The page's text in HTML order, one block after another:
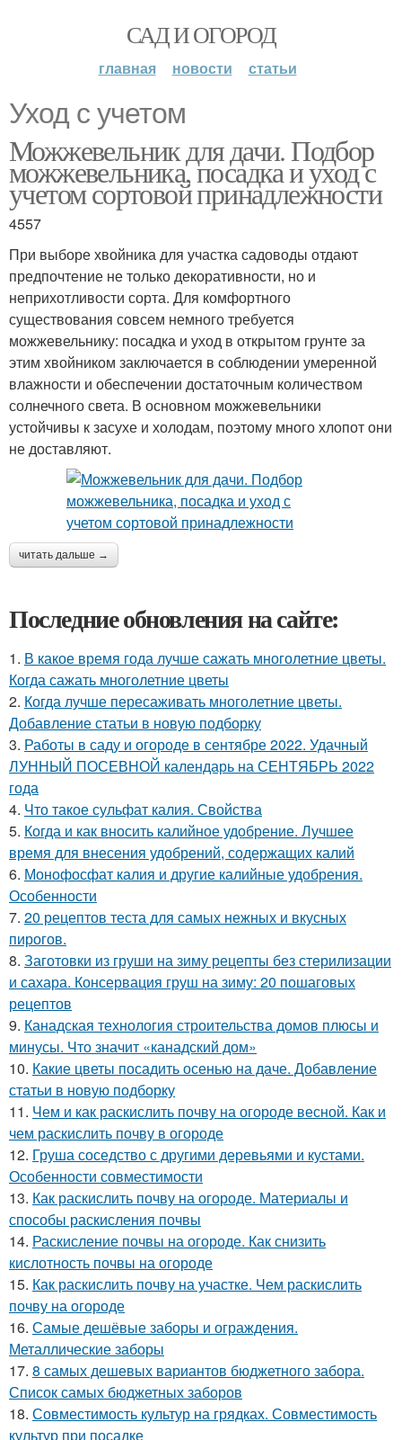
САД И ОГОРОД
главная новости статьи
Уход с учетом
Можжевельник для дачи. Подбор
можжевельника, посадка и уход с
учетом сортовой принадлежности
4557
При выборе хвойника для участка садоводы отдают
предпочтение не только декоративности, но и
неприхотливости сорта. Для комфортного
существования совсем немного требуется
можжевельнику: посадка и уход в открытом грунте за
этим хвойником заключается в соблюдении умеренной
влажности и обеспечении достаточным количеством
солнечного света. В основном можжевельники
устойчивы к засухе и холодам, поэтому много хлопот они
не доставляют.
читать дальше →
Последние обновления на сайте:
1. В какое время года лучше сажать многолетние цветы.
Когда сажать многолетние цветы
2. Когда лучше пересаживать многолетние цветы.
Добавление статьи в новую подборку
3. Работы в саду и огороде в сентябре 2022. Удачный
ЛУННЫЙ ПОСЕВНОЙ календарь на СЕНТЯБРЬ 2022
года
4. Что такое сульфат калия. Свойства
5. Когда и как вносить калийное удобрение. Лучшее
время для внесения удобрений, содержащих калий
6. Монофосфат калия и другие калийные удобрения.
Особенности
7. 20 рецептов теста для самых нежных и вкусных
пирогов.
8. Заготовки из груши на зиму рецепты без стерилизации
и сахара. Консервация груш на зиму: 20 пошаговых
рецептов
9. Канадская технология строительства домов плюсы и
минусы. Что значит «канадский дом»
10. Какие цветы посадить осенью на даче. Добавление
статьи в новую подборку
11. Чем и как раскислить почву на огороде весной. Как и
чем раскислить почву в огороде
12. Груша соседство с другими деревьями и кустами.
Особенности совместимости
13. Как раскислить почву на огороде. Материалы и
способы раскисления почвы
14. Раскисление почвы на огороде. Как снизить
кислотность почвы на огороде
15. Как раскислить почву на участке. Чем раскислить
почву на огороде
16. Самые дешёвые заборы и ограждения.
Металлические заборы
17. 8 самых дешевых вариантов бюджетного забора.
Список самых бюджетных заборов
18. Совместимость культур на грядках. Совместимость
культур при посадке